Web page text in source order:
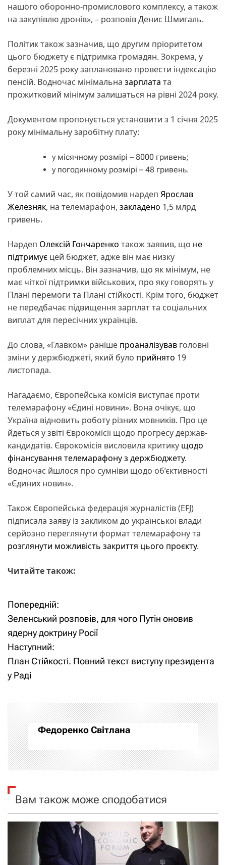
нашого оборонно-промислового комплексу, а також
на закупівлю дронів», – розповів Денис Шмигаль.
Політик також зазначив, що другим пріоритетом
цього бюджету є підтримка громадян. Зокрема, у
березні 2025 року заплановано провести індексацію
пенсій. Водночас мінімальна зарплата та
прожитковий мінімум залишаться на рівні 2024 року.
Документом пропонується установити з 1 січня 2025
року мінімальну заробітну плату:
у місячному розмірі – 8000 гривень;
у погодинному розмірі – 48 гривень.
У той самий час, як повідомив нардеп Ярослав
Железняк, на телемарафон, закладено 1,5 млрд
гривень.
Нардеп Олексій Гончаренко також заявив, що не
підтримує цей бюджет, адже він має низку
проблемних місць. Він зазначив, що як мінімум, не
має чіткої підтримки військових, про яку говорять у
Плані перемоги та Плані стійкості. Крім того, бюджет
не передбачає підвищення зарплат та соціальних
виплат для пересічних українців.
До слова, «Главком» раніше проаналізував головні
зміни у держбюджеті, який було прийнято 19
листопада.
Нагадаємо, Європейська комісія виступає проти
телемарафону «Єдині новини». Вона очікує, що
Україна відновить роботу різних мовників. Про це
йдеться у звіті Єврокомісії щодо прогресу держав-
кандидатів. Єврокомісія висловила критику щодо
фінансування телемарафону з держбюджету.
Водночас йшлося про сумніви щодо об’єктивності
«Єдиних новин».
Також Європейська федерація журналістів (EFJ)
підписала заяву із закликом до української влади
серйозно переглянути формат телемарафону та
розглянути можливість закриття цього проєкту.
Читайте також:
Н
а
в
і
а
ц
і
а
Попередній:
Зеленський розповів, для чого Путін оновив
ядерну доктрину Росії
Наступний:
План Стійкості. Повний текст виступу президента
у Раді
Федоренко Світлана
Вам також може сподобатися